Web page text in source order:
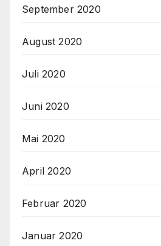
September 2020
August 2020
Juli 2020
Juni 2020
Mai 2020
April 2020
Februar 2020
Januar 2020